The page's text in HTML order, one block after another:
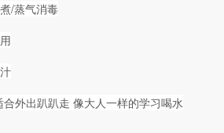
/蒸气消毒
外出趴趴走 像大人一样的学习喝水